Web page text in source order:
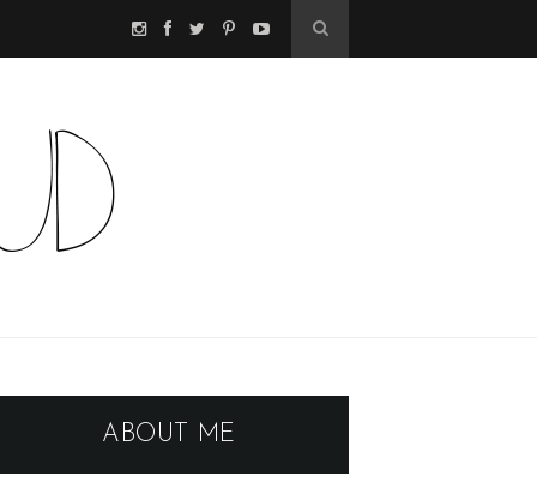
ABOUT ME